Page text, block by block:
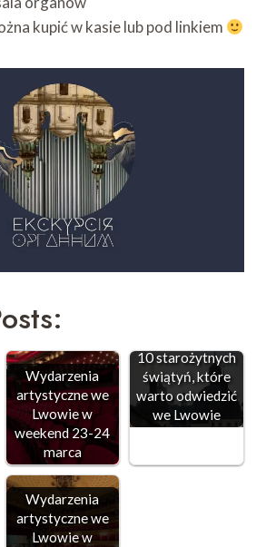
kupić w kasie lub pod linkiem
Wydarzenia
artystyczne we
Lwowie w
weekend 23-24
marca
10 starożytnych
świątyń, które
warto odwiedzić
we Lwowie
Wydarzenia
artystyczne we
Lwowie w